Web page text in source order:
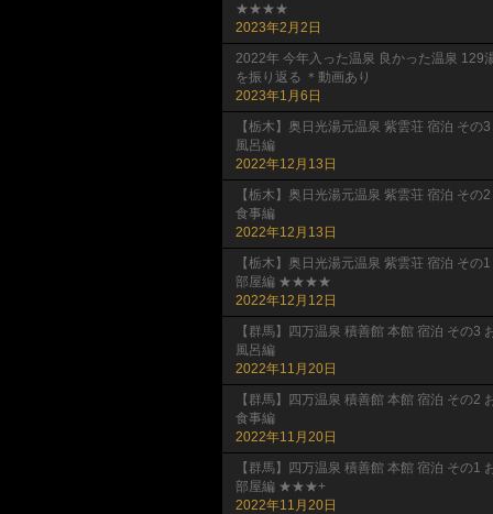
★★★★
2023年2月2日
2022年 今年入った温泉 良かった温泉 129
を振り返る ＊動画あり
2023年1月6日
【栃木】奥日光湯元温泉 紫雲荘 宿泊 その3
風呂編
2022年12月13日
【栃木】奥日光湯元温泉 紫雲荘 宿泊 その2
食事編
2022年12月13日
【栃木】奥日光湯元温泉 紫雲荘 宿泊 その1
部屋編 ★★★★
2022年12月12日
【群馬】四万温泉 積善館 本館 宿泊 その3
風呂編
2022年11月20日
【群馬】四万温泉 積善館 本館 宿泊 その2
食事編
2022年11月20日
【群馬】四万温泉 積善館 本館 宿泊 その1
部屋編 ★★★+
2022年11月20日